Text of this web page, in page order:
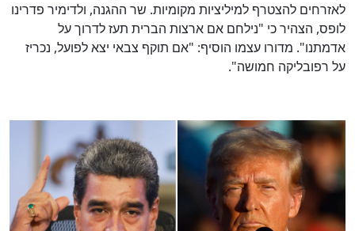
לאזרחים להצטרף למיליציות מקומיות. שר ההגנה, ולדימיר פדרינו
לופס, הצהיר כי "נילחם אם ארצות הברית תעז לדרוך על
אדמתנו". מדורו עצמו הוסיף: "אם תוקף צבאי יצא לפועל, נכריז
על רפובליקה חמושה".